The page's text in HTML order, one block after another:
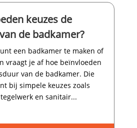
keuzes de
de badkamer?
een badkamer te maken of
vraagt je af hoe beïnvloeden
van de badkamer.​ Die
bij simpele keuzes zoals
en sanitair...